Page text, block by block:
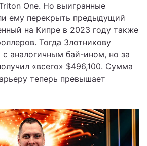
One. Но выигранные
ему перекрыть предыдущий
на Кипре в 2023 году также
Тогда Злотникову
с аналогичным бай-ином, но за
«всего» $496,100. Сумма
теперь превышает